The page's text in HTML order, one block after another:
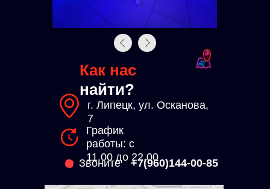
Как нас
найти?
г. Липецк, ул. Осканова,
7
График
работы: с
11.00 до 22.00+7(960)144-00-85
Звоните